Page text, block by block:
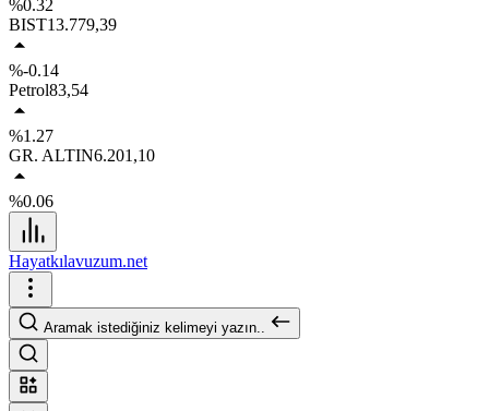
%0.32
BIST13.779,39
%-0.14
Petrol83,54
%1.27
GR. ALTIN6.201,10
%0.06
Hayatkılavuzum.net
Aramak istediğiniz kelimeyi yazın..